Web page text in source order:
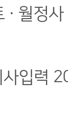
· 월정
입력